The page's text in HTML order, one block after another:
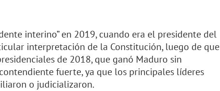
interino” en 2019, cuando era el presidente del
interpretación de la Constitución, luego de que
de 2018, que ganó Maduro sin
fuerte, ya que los principales líderes
o judicializaron.